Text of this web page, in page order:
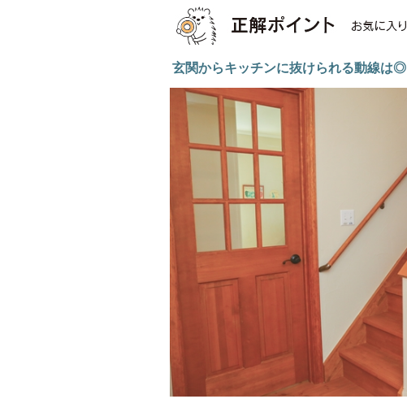
玄関からキッチンに抜けられる動線は◎